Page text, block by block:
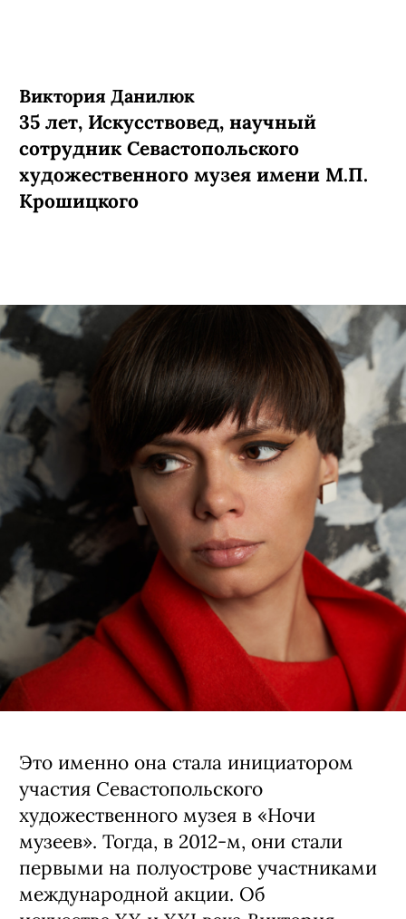
Виктория Данилюк
35 лет, Искусствовед, научный
сотрудник Севастопольского
художественного музея имени М.П.
Крошицкого
Это именно она стала инициатором
участия Севастопольского
художественного музея в «Ночи
музеев». Тогда, в 2012-м, они стали
первыми на полуострове участниками
международной акции. Об